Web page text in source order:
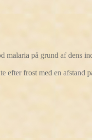
malaria på grund af dens
efter frost med en afstand